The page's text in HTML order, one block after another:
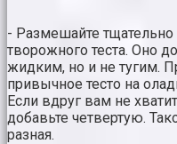
- Размешайте
творожного теста. Оно
жидким, но и не тугим.
привычное тесто на
Если вдруг вам не
добавьте четвертую.
разная.